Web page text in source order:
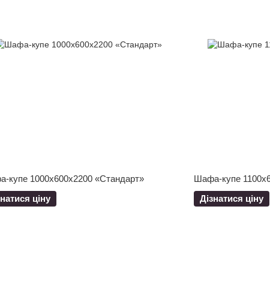
купе 1000x600x2200 «Стандарт»
ціну
Шафа-купе
Дізнатися ціну